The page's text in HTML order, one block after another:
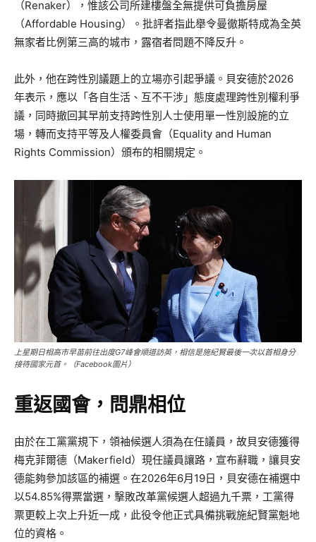
（Renaker），惟該公司所建樓盤全無提供可負擔房屋
（Affordable Housing）。批評者指此舉令曼徹斯特成為全英
無家者比例第三高的城市，露宿者問題不降反升。
此外，他在跨性別議題上的立場亦引起爭議。貝安德於2026
年表示，應以「各自生活、互不干涉」態度處理跨性別權利爭
議，同時撤回其早前支持跨性別人士使用單一性別設施的立
場，轉而支持平等及人權委員會（Equality and Human
Rights Commission）頒布的相關規定。
上星期日相高市早苗前往出度G7峰會順道訪英，相信是施紀賢最後一次以首相身分
接待國家元首。（Facebook圖片）
重返國會，問鼎相位
由於在工黨黨規下，領袖候選人須為在任議員，故貝安德獲得
梅克菲爾德（Makerfield）現任議員讓路，宣布辭職，讓貝安
德能夠參加該區的補選。在2026年6月19日，貝安德在補選中
以54.85%得票當選，擊敗改革黨候選人超過九千票，工黨得
票更較上次上升近一成，此役令他正式具備挑戰施紀賢黨魁地
位的資格。